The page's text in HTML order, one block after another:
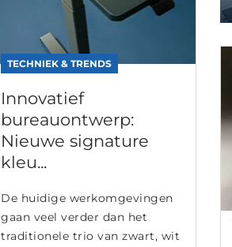
TECHNIEK & TRENDS
Innovatief
bureauontwerp:
Nieuwe signature
kleu...
De huidige werkomgevingen
gaan veel verder dan het
traditionele trio van zwart, wit